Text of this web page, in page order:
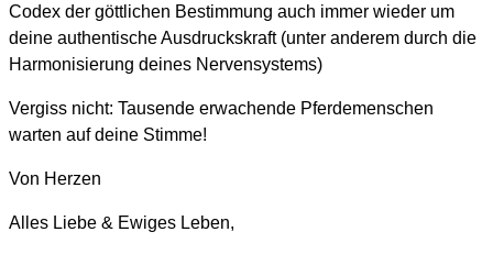
Codex der göttlichen Bestimmung auch immer wieder um
deine authentische Ausdruckskraft (unter anderem durch die
Harmonisierung deines Nervensystems)
Vergiss nicht: Tausende erwachende Pferdemenschen
warten auf deine Stimme!
Von Herzen
Alles Liebe & Ewiges Leben,